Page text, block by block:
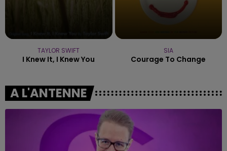
TAYLOR SWIFT
I Knew It, I Knew You
SIA
Courage To Change
A L'ANTENNE